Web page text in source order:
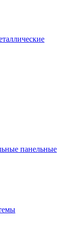
панельные